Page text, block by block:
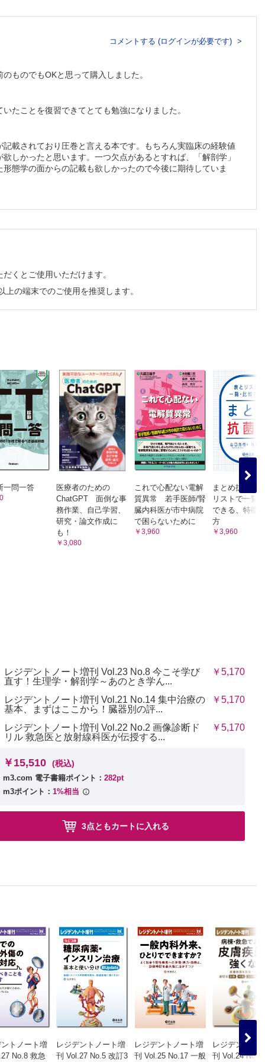
コメントする (ログインが必要です)
ものでもOKと思って購入しました。
たことを復習できてとても勉強になりました。
載されており圧巻と言える本です。もちろん実臨床の経験値
しかったと思います。一つ欠点があるとすれば、「解剖学」
態学の面からの記載も欲しかったので今後に期待していま
くとご使用いただけます。
の端末でのご使用を推奨します。
一問一答
医療者のための
ChatGPT 面倒な事
務作業、自己学習、
研究・論文作成に
も！
￥3,080
これで心配ない電解
質異常 若手医師/腎
臓内科医が市中病院
で困らないために
￥3,960
まとめ抗菌薬
リストで一覧
できる、特徴
方
￥3,960
レジデントノート増刊 Vol.23 No.8 今こそ学び
直す！生理学・解剖学～あのとき学ん...
￥5,170
レジデントノート増刊 Vol.21 No.14 集中治療の
基本、まずはここから！臓器別の評...
￥5,170
レジデントノート増刊 Vol.22 No.2 画像診断ド
リル 救急医と放射線科医が伝授する...
￥5,170
￥15,510 (税込)
m3.com 電子書籍ポイント： 282pt
m3ポイント： 1%相当
3点ともカートに入れる
ントノート増
No.8 救急
レジデントノート増
刊 Vol.27 No.5 改訂3
レジデントノート増
刊 Vol.25 No.17 一般
レジデントノ
刊 Vol.24